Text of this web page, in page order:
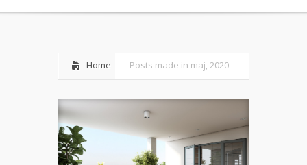
Home Posts made in maj, 2020